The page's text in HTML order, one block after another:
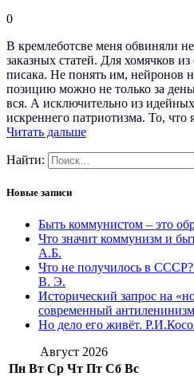
0
В кремлеботсве меня обвиняли
заказных статей. Для хомячков
писака. Не понять им, нейронов
позицию можно не только за
вся. А исключительно из
искреннего патриотизма. То,
Читать дальше
Найти:
Новые записи
Быть коммунистом – это
Что значит коммунизм и
А.Б.
Что не получилось в
В. Э.
Исторический запрос на
современный
Но дело его живёт.
Август 2026
Пн Вт Ср Чт Пт Сб Вс